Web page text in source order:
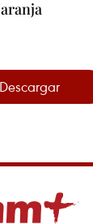
Descargar